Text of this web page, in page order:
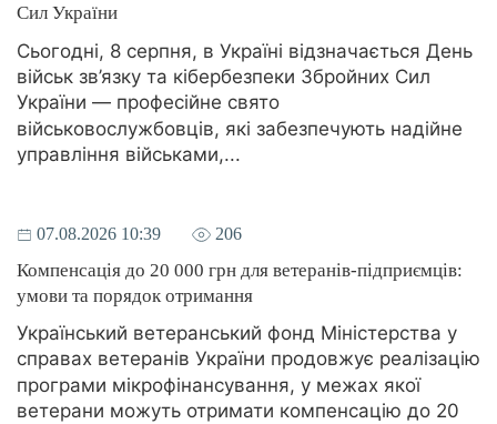
Сил України
Сьогодні, 8 серпня, в Україні відзначається День
військ зв’язку та кібербезпеки Збройних Сил
України — професійне свято
військовослужбовців, які забезпечують надійне
управління військами,...
07.08.2026 10:39 206
Компенсація до 20 000 грн для ветеранів-підприємців:
умови та порядок отримання
Український ветеранський фонд Міністерства у
справах ветеранів України продовжує реалізацію
програми мікрофінансування, у межах якої
ветерани можуть отримати компенсацію до 20